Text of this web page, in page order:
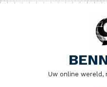
Naar
Uw online